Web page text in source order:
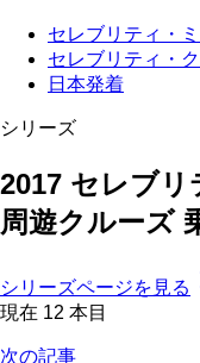
セレブリティ・
セレブリティ・
日本発着
シリーズ
2017 セレブ
周遊クルーズ
シリーズページを見る
現在 12 本目
次の記事